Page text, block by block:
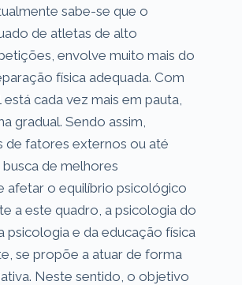
sabe-se que o
de atletas de alto
envolve muito mais do
física adequada. Com
cada vez mais em pauta,
gradual. Sendo assim,
de fatores externos ou até
de melhores
afetar o equilíbrio psicológico
a este quadro, a psicologia do
psicologia e da educação física
se propõe a atuar de forma
Neste sentido, o objetivo